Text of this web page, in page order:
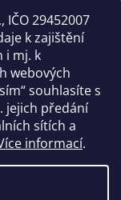
29452007
k zajištění
i mj. k
webových
souhlasíte s
jejich předání
sítích a
informací.